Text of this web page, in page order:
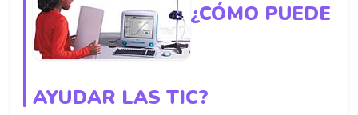
¿CÓMO PUEDE
AYUDAR LAS TIC?